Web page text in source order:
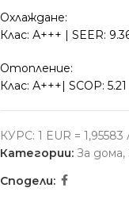
Охлаждане:
Клас: А+++ | SEER:
Отопление:
Клас: А+++| SCOP:
КУРС: 1 EUR = 1,95583
Категории: За дома,
Сподели: